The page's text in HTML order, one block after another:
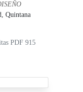
Quintana
PDF 915